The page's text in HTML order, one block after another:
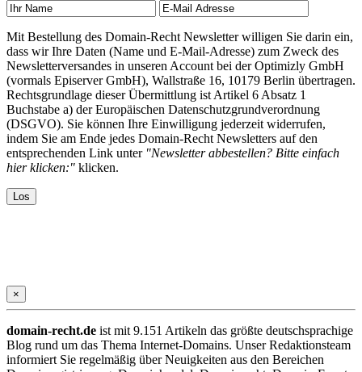
Mit Bestellung des Domain-Recht Newsletter willigen Sie darin ein,
dass wir Ihre Daten (Name und E-Mail-Adresse) zum Zweck des
Newsletterversandes in unseren Account bei der Optimizly GmbH
(vormals Episerver GmbH), Wallstraße 16, 10179 Berlin übertragen.
Rechtsgrundlage dieser Übermittlung ist Artikel 6 Absatz 1
Buchstabe a) der Europäischen Datenschutzgrundverordnung
(DSGVO). Sie können Ihre Einwilligung jederzeit widerrufen,
indem Sie am Ende jedes Domain-Recht Newsletters auf den
entsprechenden Link unter "Newsletter abbestellen? Bitte einfach
hier klicken:" klicken.
×
domain-recht.de ist mit 9.151 Artikeln das größte deutschsprachige
Blog rund um das Thema Internet-Domains. Unser Redaktionsteam
informiert Sie regelmäßig über Neuigkeiten aus den Bereichen